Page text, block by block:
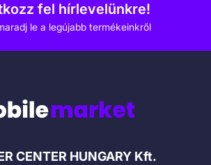
fel hírlevelünkre!
le a legújabb termékeinkről
CENTER HUNGARY Kft.